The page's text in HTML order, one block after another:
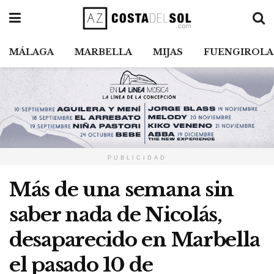
MÁLAGA MARBELLA MIJAS FUENGIROLA
PUBLICIDAD
Más de una semana sin
saber nada de Nicolás,
desaparecido en Marbella
el pasado 10 de